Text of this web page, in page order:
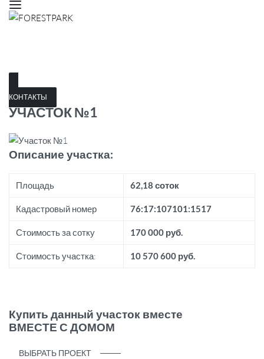
КОНТАКТЫ
УЧАСТОК №1
Описание участка:
Площадь 62,18 соток
Кадастровый номер 76:17:107101:1517
Стоимость за сотку 170 000 руб.
Стоимость участка: 10 570 600 руб.
Купить данный участок вместе
ВМЕСТЕ С ДОМОМ
ВЫБРАТЬ ПРОЕКТ